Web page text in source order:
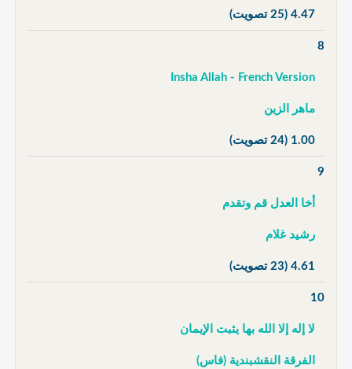
4.47 (25 تصويت)
8
Insha Allah - French Version
ماهر الزين
1.00 (24 تصويت)
9
أخا العدل قم وتقدم
رشيد غلام
4.61 (23 تصويت)
10
لا إله إلا الله بها يثبت الإيمان
الفرقة النقشبندية (فاس)